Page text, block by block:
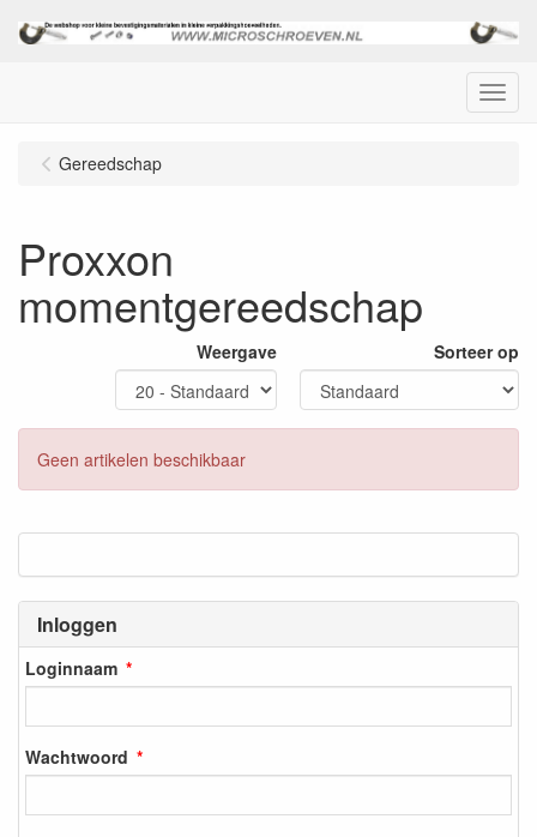
Menu
Inloggen
Loginnaam
Wachtwoord
Gereedschap
Proxxon
momentgereedschap
Weergave Sorteer op
Geen artikelen beschikbaar